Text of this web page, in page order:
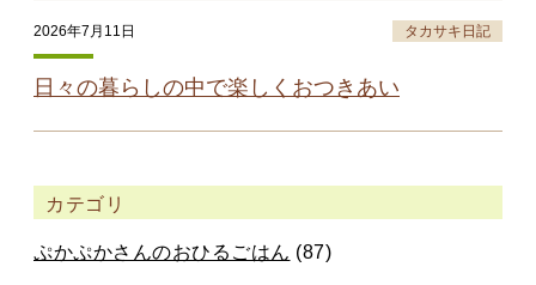
2026年7月11日 タカサキ日記
日々の暮らしの中で楽しくおつきあい
カテゴリ
ぷかぷかさんのおひるごはん (87)